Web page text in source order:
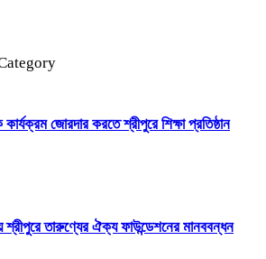
জোরদার করতে শ্রীপুরে শিক্ষা প্রতিষ্ঠান
তারুণ্যের ঐক্য ফাউন্ডেশনের মানববন্ধন